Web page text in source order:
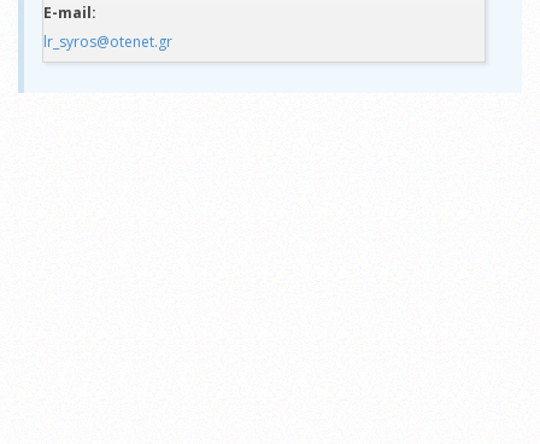
E-mail:
lr_syros@otenet.gr